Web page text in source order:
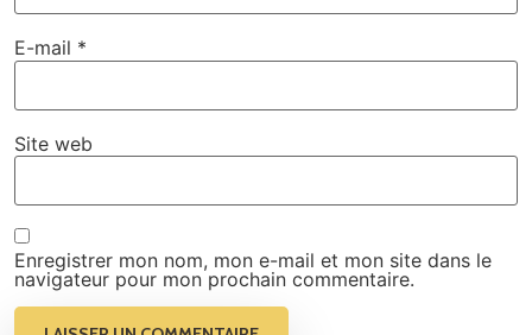
E-mail *
Site web
Enregistrer mon nom, mon e-mail et mon site dans le
navigateur pour mon prochain commentaire.